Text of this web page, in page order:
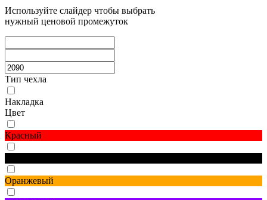
Используйте слайдер чтобы выбрать
нужный ценовой промежуток
Тип чехла
Накладка
Цвет
Красный
Оранжевый